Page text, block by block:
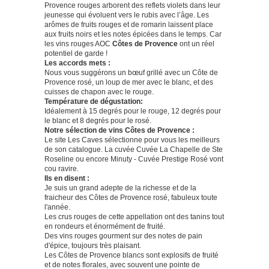
Provence rouges arborent des reflets violets dans leur
jeunesse qui évoluent vers le rubis avec l’âge. Les
arômes de fruits rouges et de romarin laissent place
aux fruits noirs et les notes épicées dans le temps. Car
les vins rouges AOC Côtes de Provence ont un réel
potentiel de garde !
Les accords mets :
Nous vous suggérons un bœuf grillé avec un Côte de
Provence rosé, un loup de mer avec le blanc, et des
cuisses de chapon avec le rouge.
Température de dégustation:
Idéalement à 15 degrés pour le rouge, 12 degrés pour
le blanc et 8 degrés pour le rosé.
Notre sélection de vins Côtes de Provence :
Le site Les Caves sélectionne pour vous les meilleurs
de son catalogue. La cuvée Cuvée La Chapelle de Ste
Roseline ou encore Minuty - Cuvée Prestige Rosé vont
cou ravire.
Ils en disent :
Je suis un grand adepte de la richesse et de la
fraicheur des Côtes de Provence rosé, fabuleux toute
l'année.
Les crus rouges de cette appellation ont des tanins tout
en rondeurs et énormément de fruité.
Des vins rouges gourment sur des notes de pain
d'épice, toujours très plaisant.
Les Côtes de Provence blancs sont explosifs de fruité
et de notes florales, avec souvent une pointe de